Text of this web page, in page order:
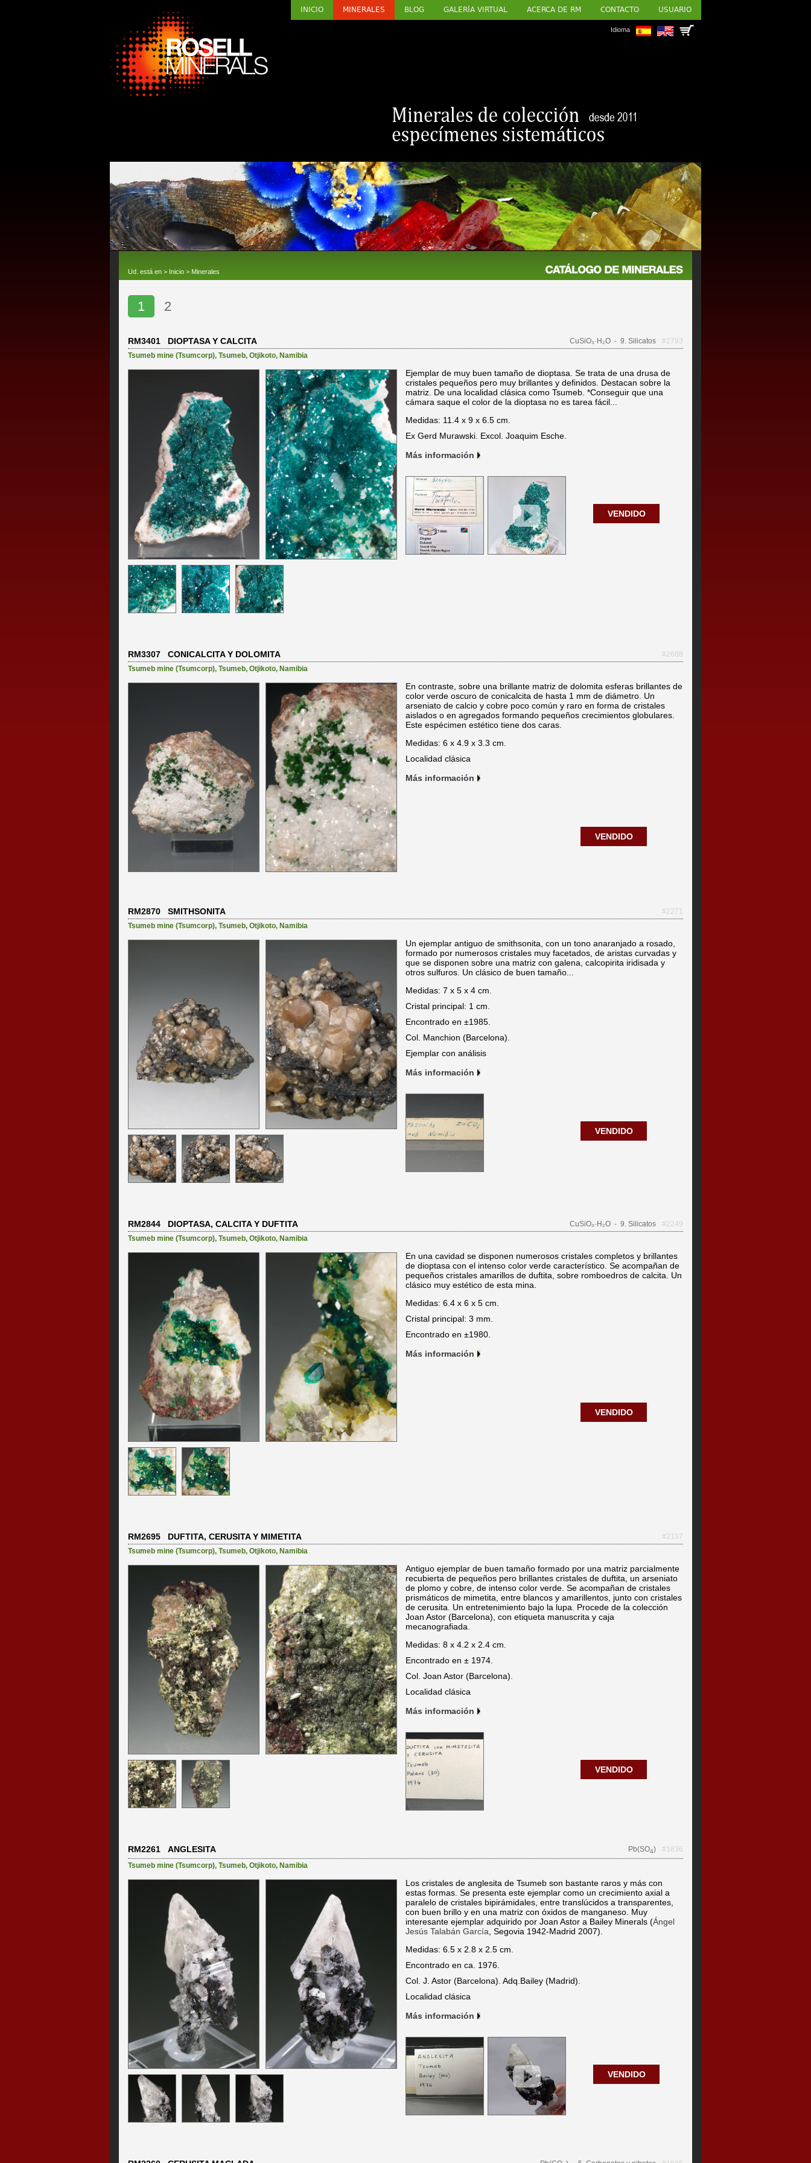
INICIO MINERALES BLOG GALERÍA VIRTUAL ACERCA DE RM CONTACTO USUARIO
Idioma
Ud. está en > Inicio > Minerales
1 2
RM3401 DIOPTASA Y CALCITA CuSiO₃·H₂O - 9. Silicatos
#2793
Tsumeb mine (Tsumcorp), Tsumeb, Otjikoto, Namibia
Ejemplar de muy buen tamaño de dioptasa. Se trata de una drusa de
cristales pequeños pero muy brillantes y definidos. Destacan sobre la
matriz. De una localidad clásica como Tsumeb. *Conseguir que una
cámara saque el color de la dioptasa no es tarea fácil...
Medidas: 11.4 x 9 x 6.5 cm.
Ex Gerd Murawski. Excol. Joaquim Esche.
Más información
VENDIDO
RM3307 CONICALCITA Y DOLOMITA
#2688
Tsumeb mine (Tsumcorp), Tsumeb, Otjikoto, Namibia
En contraste, sobre una brillante matriz de dolomita esferas brillantes de
color verde oscuro de conicalcita de hasta 1 mm de diámetro. Un
arseniato de calcio y cobre poco común y raro en forma de cristales
aislados o en agregados formando pequeños crecimientos globulares.
Este espécimen estético tiene dos caras.
Medidas: 6 x 4.9 x 3.3 cm.
Localidad clásica
Más información
VENDIDO
RM2870 SMITHSONITA
#2271
Tsumeb mine (Tsumcorp), Tsumeb, Otjikoto, Namibia
Un ejemplar antiguo de smithsonita, con un tono anaranjado a rosado,
formado por numerosos cristales muy facetados, de aristas curvadas y
que se disponen sobre una matriz con galena, calcopirita iridisada y
otros sulfuros. Un clásico de buen tamaño...
Medidas: 7 x 5 x 4 cm.
Cristal principal: 1 cm.
Encontrado en ±1985.
Col. Manchion (Barcelona).
Ejemplar con análisis
Más información
VENDIDO
RM2844 DIOPTASA, CALCITA Y DUFTITA CuSiO₃·H₂O - 9. Silicatos
#2249
Tsumeb mine (Tsumcorp), Tsumeb, Otjikoto, Namibia
En una cavidad se disponen numerosos cristales completos y brillantes
de dioptasa con el intenso color verde característico. Se acompañan de
pequeños cristales amarillos de duftita, sobre romboedros de calcita. Un
clásico muy estético de esta mina.
Medidas: 6.4 x 6 x 5 cm.
Cristal principal: 3 mm.
Encontrado en ±1980.
Más información
VENDIDO
RM2695 DUFTITA, CERUSITA Y MIMETITA
#2137
Tsumeb mine (Tsumcorp), Tsumeb, Otjikoto, Namibia
Antiguo ejemplar de buen tamaño formado por una matriz parcialmente
recubierta de pequeños pero brillantes cristales de duftita, un arseniato
de plomo y cobre, de intenso color verde. Se acompañan de cristales
prismáticos de mimetita, entre blancos y amarillentos, junto con cristales
de cerusita. Un entretenimiento bajo la lupa. Procede de la colección
Joan Astor (Barcelona), con etiqueta manuscrita y caja
mecanografiada.
Medidas: 8 x 4.2 x 2.4 cm.
Encontrado en ± 1974.
Col. Joan Astor (Barcelona).
Localidad clásica
Más información
VENDIDO
RM2261 ANGLESITA Pb(SO4)
#1836
Tsumeb mine (Tsumcorp), Tsumeb, Otjikoto, Namibia
Los cristales de anglesita de Tsumeb son bastante raros y más con
estas formas. Se presenta este ejemplar como un crecimiento axial a
paralelo de cristales bipirámidales, entre translúcidos a transparentes,
con buen brillo y en una matriz con óxidos de manganeso. Muy
interesante ejemplar adquirido por Joan Astor a Bailey Minerals (Ángel
Jesús Talabán García, Segovia 1942-Madrid 2007).
Medidas: 6.5 x 2.8 x 2.5 cm.
Encontrado en ca. 1976.
Col. J. Astor (Barcelona). Adq.Bailey (Madrid).
Localidad clásica
Más información
VENDIDO